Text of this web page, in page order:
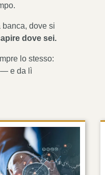
dove si
dove sei.
lo stesso:
— e da lì